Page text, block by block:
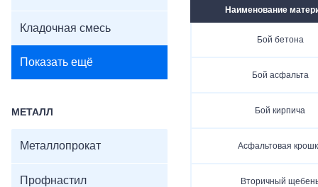
Кладочная смесь
Показать ещё
МЕТАЛЛ
Металлопрокат
Профнастил
Наименование
Бой бетона
Бой асфальта
Бой кирпича
Асфальтовая
Вторичный